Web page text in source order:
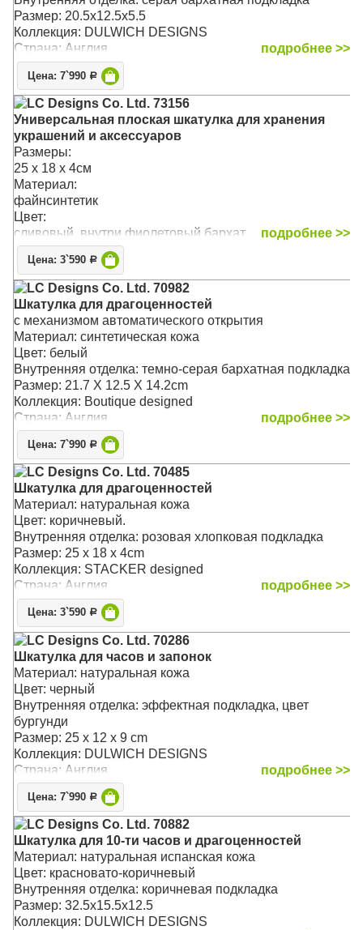
Размер: 20.5х12.5х5.5
Коллекция: DULWICH DESIGNS
Страна: Англия
подробнее >>
Цена: 7`990 Р
LC Designs Co. Ltd. 73156
Универсальная плоская шкатулка для хранения
украшений и аксессуаров
Размеры:
25 x 18 x 4см
Материал:
файнсинтетик
Цвет:
сливовый, внутри фиолетовый бархат
подробнее >>
Цена: 3`590 Р
LC Designs Co. Ltd. 70982
Шкатулка для драгоценностей
с механизмом автоматического открытия
Материал: синтетическая кожа
Цвет: белый
Внутренняя отделка: темно-серая бархатная подкладка
Размер: 21.7 X 12.5 X 14.2cm
Коллекция: Boutique designed
Страна: Англия
подробнее >>
Цена: 7`990 Р
LC Designs Co. Ltd. 70485
Шкатулка для драгоценностей
Материал: натуральная кожа
Цвет: коричневый.
Внутренняя отделка: розовая хлопковая подкладка
Размер: 25 x 18 x 4cm
Коллекция: STACKER designed
Страна: Англия
подробнее >>
Цена: 3`590 Р
LC Designs Co. Ltd. 70286
Шкатулка для часов и запонок
Материал: натуральная кожа
Цвет: черный
Внутренняя отделка: эффектная подкладка, цвет
бургунди
Размер: 25 x 12 x 9 cm
Коллекция: DULWICH DESIGNS
Страна: Англия
подробнее >>
Цена: 7`990 Р
LC Designs Co. Ltd. 70882
Шкатулка для 10-ти часов и драгоценностей
Материал: натуральная испанская кожа
Цвет: красновато-коричневый
Внутренняя отделка: коричневая подкладка
Размер: 32.5х15.5х12.5
Коллекция: DULWICH DESIGNS